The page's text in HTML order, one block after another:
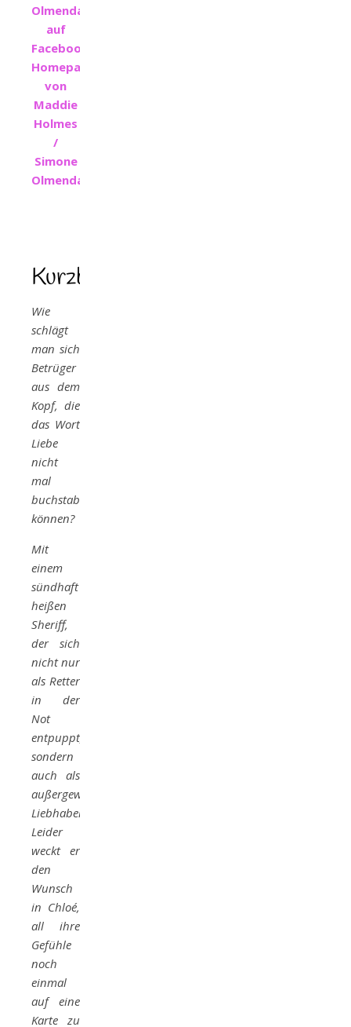
Olmendahl
auf
Facebook
Homepage
von
Maddie
Holmes
/
Simone
Olmendahl
Kurzbeschreibung
Wie
schlägt
man sich
Betrüger
aus dem
Kopf, die
das Wort
Liebe
nicht
mal
buchstabieren
können?
Mit
einem
sündhaft
heißen
Sheriff,
der sich
nicht nur
als Retter
in der
Not
entpuppt,
sondern
auch als
außergewöhnlicher
Liebhaber.
Leider
weckt er
den
Wunsch
in Chloé,
all ihre
Gefühle
noch
einmal
auf eine
Karte zu